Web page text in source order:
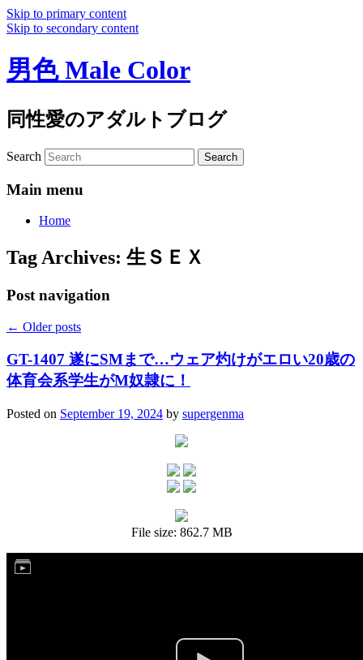
Skip to primary content
Skip to secondary content
男色 Male Color
同性愛のアダルトブログ
Search
Main menu
Home
Tag Archives: 生ＳＥＸ
Post navigation
← Older posts
GT-1407 遂にSMまで…ウェア灼けがエロい20歳の
体育会系学生がM奴隷に！
Posted on September 19, 2024 by supergenma
File size: 862.7 MB